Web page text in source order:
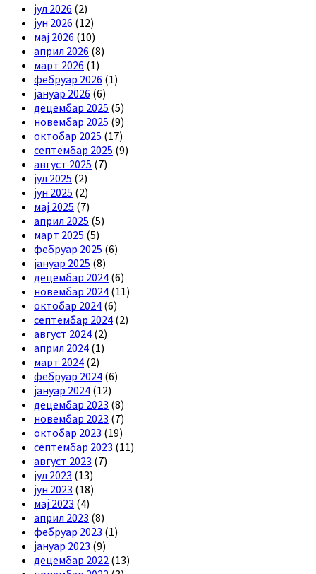
јул 2026 (2)
јун 2026 (12)
мај 2026 (10)
април 2026 (8)
март 2026 (1)
фебруар 2026 (1)
јануар 2026 (6)
децембар 2025 (5)
новембар 2025 (9)
октобар 2025 (17)
септембар 2025 (9)
август 2025 (7)
јул 2025 (2)
јун 2025 (2)
мај 2025 (7)
април 2025 (5)
март 2025 (5)
фебруар 2025 (6)
јануар 2025 (8)
децембар 2024 (6)
новембар 2024 (11)
октобар 2024 (6)
септембар 2024 (2)
август 2024 (2)
април 2024 (1)
март 2024 (2)
фебруар 2024 (6)
јануар 2024 (12)
децембар 2023 (8)
новембар 2023 (7)
октобар 2023 (19)
септембар 2023 (11)
август 2023 (7)
јул 2023 (13)
јун 2023 (18)
мај 2023 (4)
април 2023 (8)
фебруар 2023 (1)
јануар 2023 (9)
децембар 2022 (13)